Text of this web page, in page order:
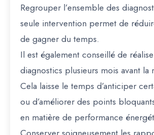
Regrouper l’ensemble des
seule intervention permet de
de gagner du temps.
Il est également conseillé de
diagnostics plusieurs mois avant la
Cela laisse le temps d’anticiper
ou d’améliorer des points
en matière de performance